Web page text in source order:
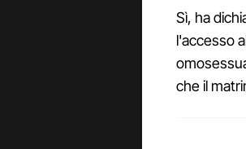
Sì, ha
l'accesso
che il